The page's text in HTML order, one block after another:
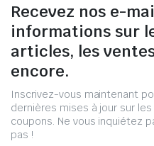
Recevez nos e-
informations sur
articles, les
encore.
Inscrivez-vous maintenant
dernières mises à jour sur
coupons. Ne vous inquiétez
pas !